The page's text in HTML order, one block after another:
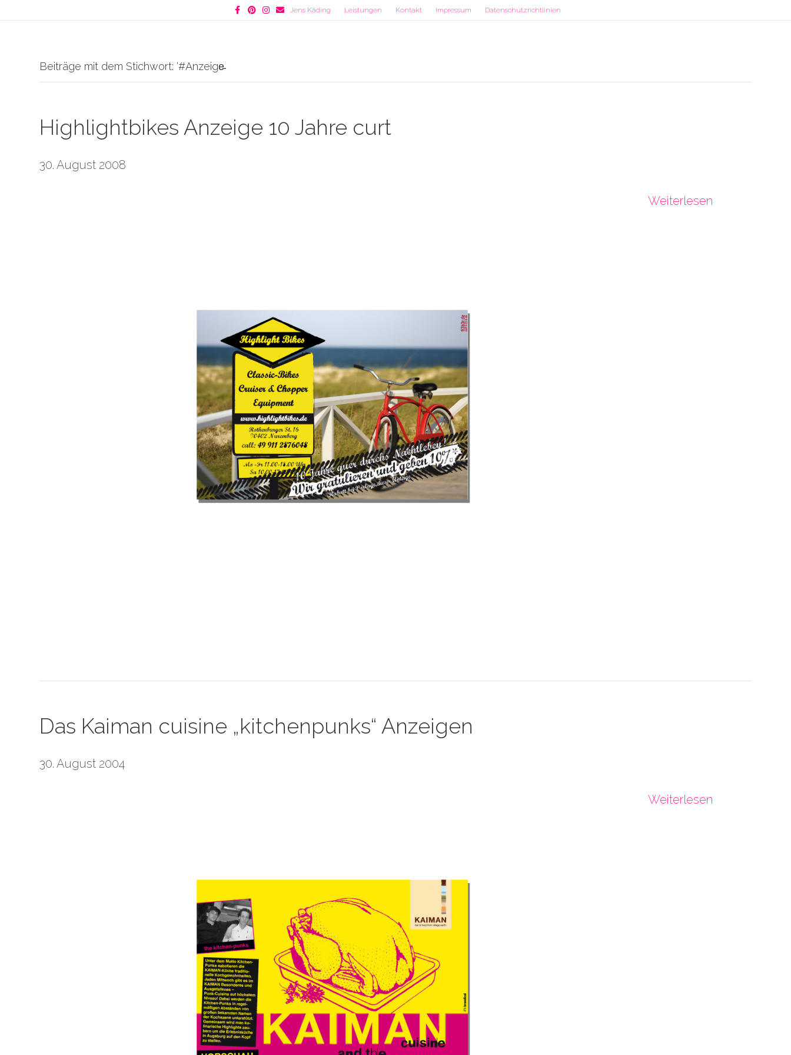
FacebookPinterestInstagram
Email Jens Käding Leistungen Kontakt Impressum Datenschutzrichtlinien
Beiträge mit dem Stichwort: ‘#Anzeige̵
Highlightbikes Anzeige 10 Jahre curt
30. August 2008
Weiterlesen
Das Kaiman cuisine „kitchenpunks“ Anzeigen
30. August 2004
Weiterlesen